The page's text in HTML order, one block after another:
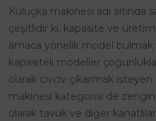
Kuluçka makinesi adı altında
çeşitlidir ki, kapasite ve
amaca yönelik model
kapasiteli modeller
olarak civciv çıkarmak
makinesi kategorisi de
olarak tavuk ve diğer